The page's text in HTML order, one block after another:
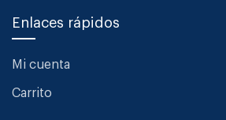
Enlaces rápidos
Mi cuenta
Carrito